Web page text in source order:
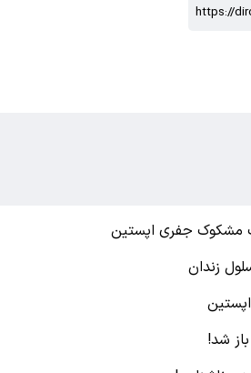
مشکوک جفری اپستین
زندان
شد!